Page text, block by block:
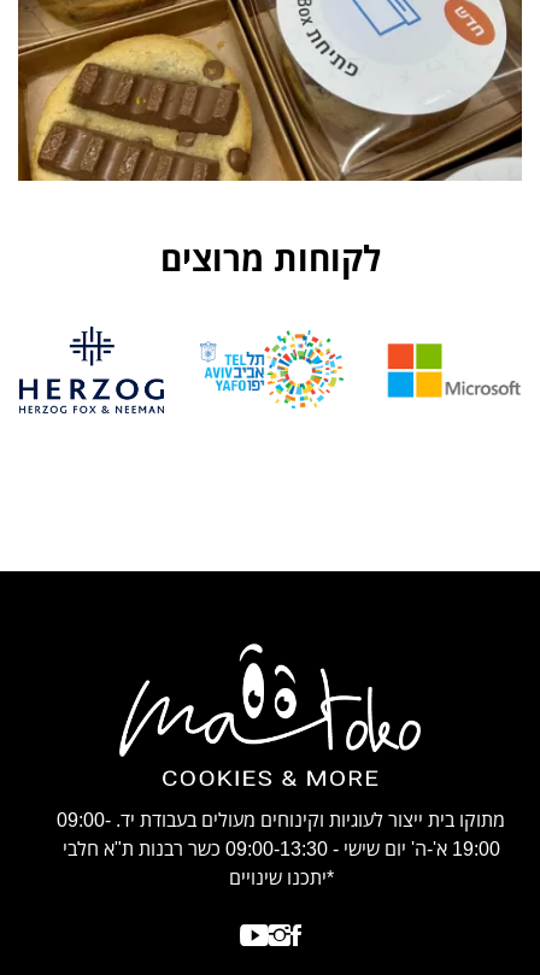
לקוחות מרוצים
מתוקו בית ייצור לעוגיות וקינוחים מעולים בעבודת יד. 09:00-
19:00 א'-ה' יום שישי - 09:00-13:30 כשר רבנות ת"א חלבי
*יתכנו שינויים